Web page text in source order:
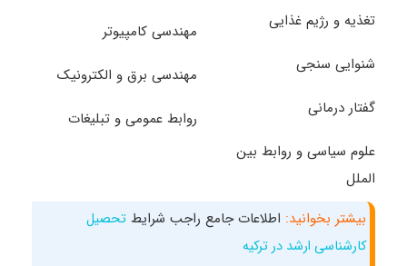
تغذیه و رژیم غذایی
شنوایی سنجی
گفتار درمانی
علوم سیاسی و روابط بین
الملل
مهندسی کامپیوتر
مهندسی برق و الکترونیک
روابط عمومی و تبلیغات
بیشتر بخوانید: اطلاعات جامع راجب شرایط تحصیل
کارشناسی ارشد در ترکیه